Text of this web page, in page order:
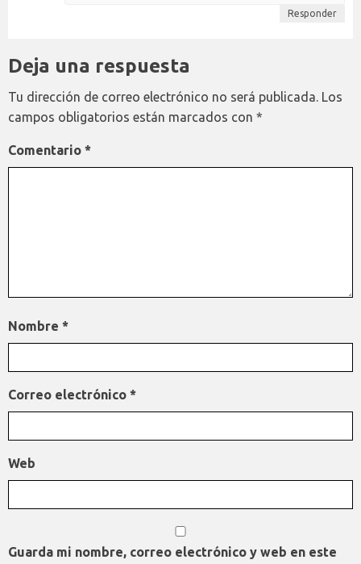
Responder
Deja una respuesta
Tu dirección de correo electrónico no será publicada. Los
campos obligatorios están marcados con *
Comentario *
Nombre *
Correo electrónico *
Web
Guarda mi nombre, correo electrónico y web en este